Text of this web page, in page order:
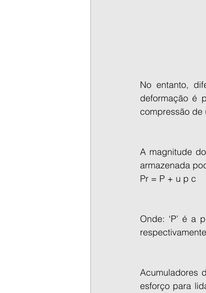
No entanto,
deformação é
compressão de
A magnitude
armazenada
Pr = P + u p c
Onde: ‘P’ é a
Acumuladores
esforço para